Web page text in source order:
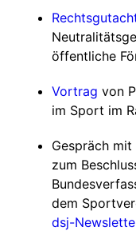
öffentliche
Vortrag von
im Sport im
Gespräch
zum
dem
dsj-